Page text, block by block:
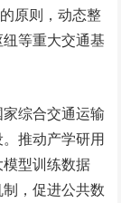
原则，动态整
等重大交通基
家综合交通运输
推动产学研用
型训练数据
，促进公共数